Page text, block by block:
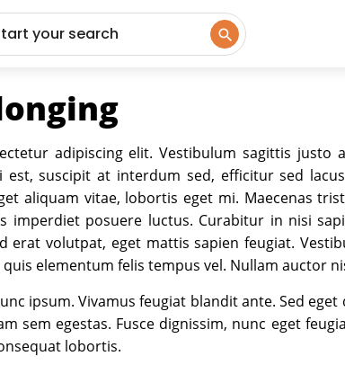
your search
adipiscing elit. Vestibulum sagittis
est, suscipit at interdum sed, efficitur sed
aliquam vitae, lobortis eget mi. Maecenas
imperdiet posuere luctus. Curabitur in nisi
erat volutpat, eget mattis sapien feugiat.
elementum felis tempus vel. Nullam auctor
ipsum. Vivamus feugiat blandit ante. Sed
sem egestas. Fusce dignissim, nunc eget
lobortis.